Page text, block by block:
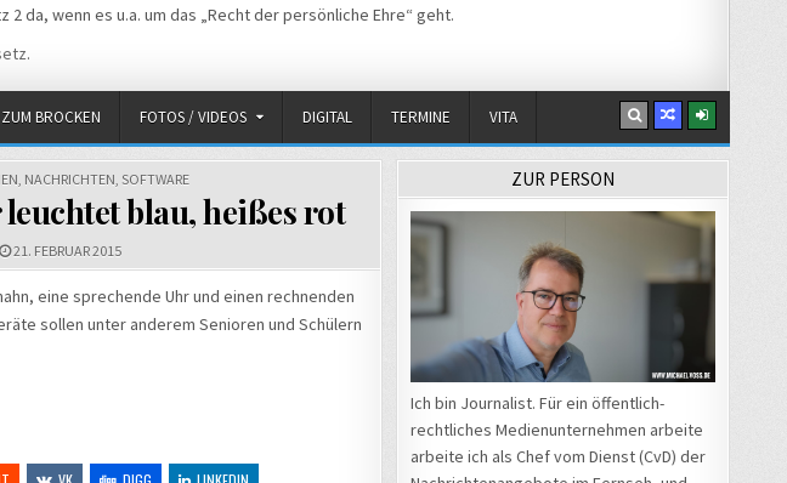
da, wenn es u.a. um das „Recht der persönliche Ehre“ geht.
.
BROCKEN FOTOS / VIDEOS DIGITAL TERMINE VITA
NACHRICHTEN SOFTWARE
leuchtet blau, heißes rot
21. FEBRUAR 2015
eine sprechende Uhr und einen rechnenden
sollen unter anderem Senioren und Schülern
ZUR PERSON
Ich bin Journalist. Für ein öffentlich-
rechtliches Medienunternehmen arbeite
arbeite ich als Chef vom Dienst (CvD) der